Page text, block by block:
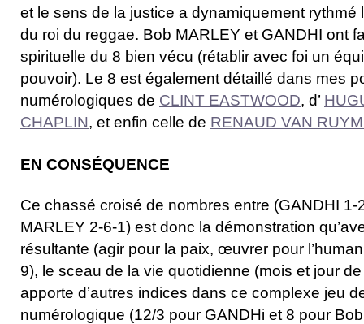
et le sens de la justice a dynamiquement rythmé
du roi du reggae. Bob MARLEY et GANDHI ont
spirituelle du 8 bien vécu (rétablir avec foi un
pouvoir). Le 8 est également détaillé dans mes
numérologiques de CLINT EASTWOOD, d’
CHAPLIN, et enfin celle de RENAUD VAN
EN CONSÉQUENCE
Ce chassé croisé de nombres entre (GANDHI 1-
MARLEY 2-6-1) est donc la démonstration
résultante (agir pour la paix, œuvrer pour
9), le sceau de la vie quotidienne (mois et jour
apporte d’autres indices dans ce complexe jeu
numérologique (12/3 pour GANDHi et 8 pour